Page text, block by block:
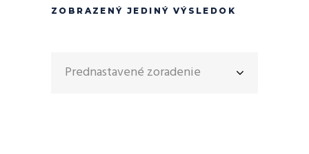
ZOBRAZENÝ JEDINÝ VÝSLEDOK
Prednastavené zoradenie